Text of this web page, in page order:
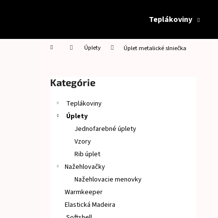
Teplákoviny
Domov Úplety Úplet metalické slniečka
Preskočiť
kategórie
Kategórie
Teplákoviny
Úplety
Jednofarebné úplety
Vzory
Rib úplet
Nažehlovačky
Nažehlovacie menovky
Warmkeeper
Elastická Madeira
í
do
do